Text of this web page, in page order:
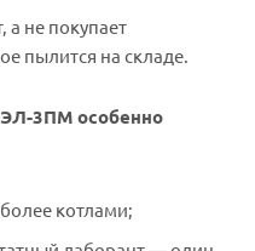
а не покупает
пылится на складе.
3ПМ особенно
котлами;